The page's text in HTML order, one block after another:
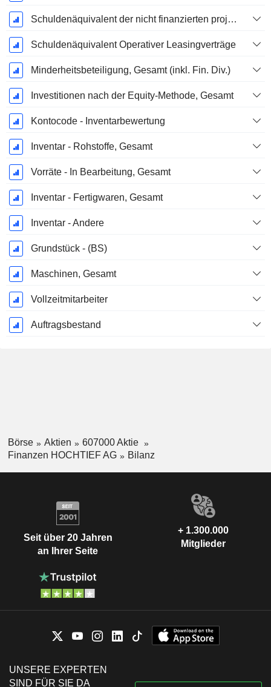
Schuldenäquivalent der nicht finanzierten projizierten Leistungspflicht
Schuldenäquivalent Operativer Leasingverträge
Minderheitsbeteiligung, Gesamt (inkl. Fin. Div.)
Investitionen nach der Equity-Methode, Gesamt
Kontocode - Inventarbewertung
Inventar - Rohstoffe, Gesamt
Vorräte - In Bearbeitung, Gesamt
Inventar - Fertigwaren, Gesamt
Inventar - Andere
Grundstück - (BS)
Maschinen, Gesamt
Vollzeitmitarbeiter
Auftragsbestand
Börse Aktien
607000 Aktie
Finanzen HOCHTIEF AG
Bilanz
Seit über 20 Jahren
an Ihrer Seite
+ 1.300.000
Mitglieder
UNSERE EXPERTEN
SIND FÜR SIE DA